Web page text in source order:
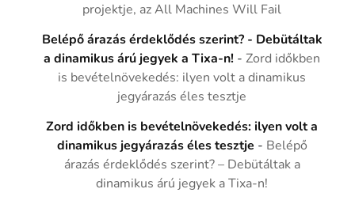
projektje, az All Machines Will Fail
Belépő árazás érdeklődés szerint? - Debütáltak
a dinamikus árú jegyek a Tixa-n! -Zord időkben
is bevételnövekedés: ilyen volt a dinamikus
jegyárazás éles tesztje
Zord időkben is bevételnövekedés: ilyen volt a
dinamikus jegyárazás éles tesztje - Belépő
árazás érdeklődés szerint? – Debütáltak a
dinamikus árú jegyek a Tixa-n!